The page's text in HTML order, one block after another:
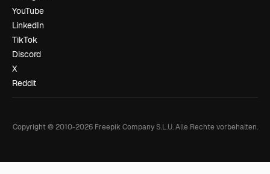
YouTube
LinkedIn
TikTok
Discord
X
Reddit
Copyright © 2010-2026Freepik Company S.L.U. Alle Rechte vorbehalten.